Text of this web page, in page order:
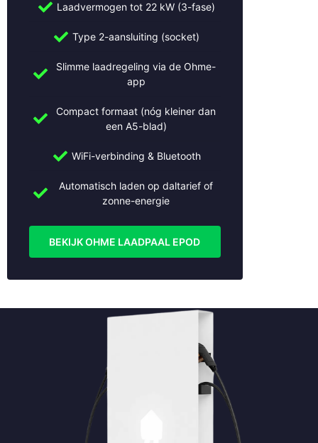
Laadvermogen tot 22 kW (3-fase)
Type 2-aansluiting (socket)
Slimme laadregeling via de Ohme-
app
Compact formaat (nóg kleiner dan
een A5-blad)
WiFi-verbinding & Bluetooth
Automatisch laden op daltarief of
zonne-energie
BEKIJK OHME LAADPAAL EPOD